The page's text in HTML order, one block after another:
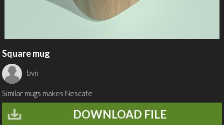
Square mug
bvn
Similar mugs makes Nescafe
DOWNLOAD FILE